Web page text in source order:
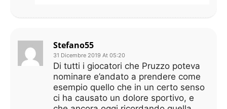
Stefano55
31 Dicembre 2019 At 05:20
Di tutti i giocatori che Pruzzo poteva
nominare e’andato a prendere come
esempio quello che in un certo senso
ci ha causato un dolore sportivo, e